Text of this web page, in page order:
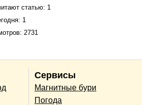
статью: 1
1
2731
Сервисы
Магнитные бури
Погода